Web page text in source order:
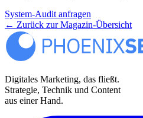
System-Audit anfragen
← Zurück zur Magazin-Übersicht
Digitales Marketing, das fließt.
Strategie, Technik und Content
aus einer Hand.